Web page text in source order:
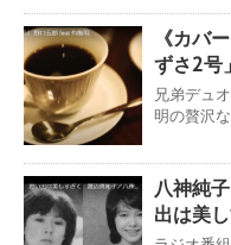
《カバ
ずさ2号」
兄弟デュ
明の贅沢
八神純
出は美し